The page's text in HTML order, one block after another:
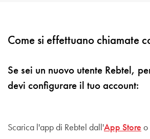
Come si effettuano chiamate
Se sei un nuovo utente Rebtel,
devi configurare il tuo account:
Scarica l'app di Rebtel dall'App Store o